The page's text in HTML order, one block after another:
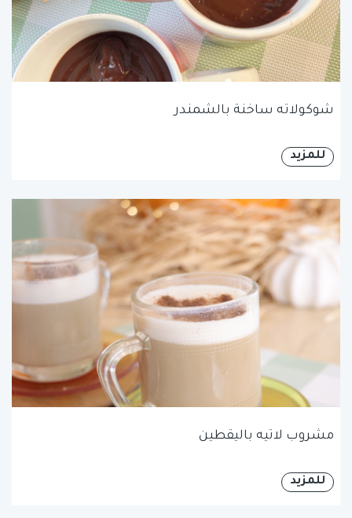
شوكولاته ساخنة بالشمندر
للمزيد
مشروب لاتيه باليقطين
للمزيد